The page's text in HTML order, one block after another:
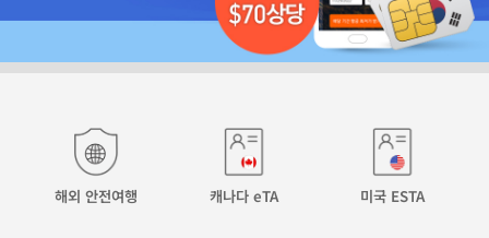
해외 안전여행 캐나다 eTA 미국 ESTA